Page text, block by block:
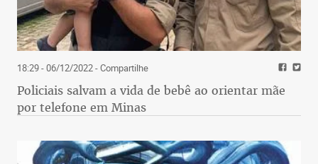
18:29 - 06/12/2022- Compartilhe
Policiais salvam a vida de bebê ao orientar mãe
por telefone em Minas